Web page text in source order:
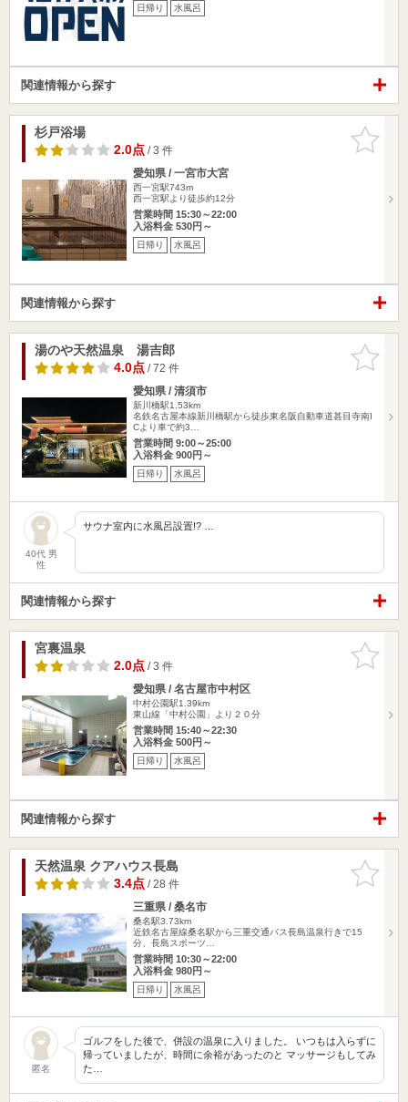
日帰り 水風呂
関連情報から探す
お気に入
りに追加
杉戸浴場
2.0点/ 3 件
愛知県 / 一宮市大宮
西一宮駅743m
西一宮駅より徒歩約12分
営業時間 15:30～22:00
入浴料金 530円～
日帰り 水風呂
関連情報から探す
お気に入
りに追加
湯のや天然温泉 湯吉郎
4.0点/ 72 件
愛知県 / 清須市
新川橋駅1.53km
名鉄名古屋本線新川橋駅から徒歩東名阪自動車道甚目寺南I
Cより車で約3…
営業時間 9:00～25:00
入浴料金 900円～
日帰り 水風呂
40代 男
性
サウナ室内に水風呂設置!? …
関連情報から探す
お気に入
りに追加
宮裏温泉
2.0点/ 3 件
愛知県 / 名古屋市中村区
中村公園駅1.39km
東山線「中村公園」より２０分
営業時間 15:40～22:30
入浴料金 500円～
日帰り 水風呂
関連情報から探す
お気に入
りに追加
天然温泉 クアハウス長島
3.4点/ 28 件
三重県 / 桑名市
桑名駅3.73km
近鉄名古屋線桑名駅から三重交通バス長島温泉行きで15
分、長島スポーツ…
営業時間 10:30～22:00
入浴料金 980円～
日帰り 水風呂
匿名
ゴルフをした後で、併設の温泉に入りました。 いつもは入らずに
帰っていましたが、時間に余裕があったのと マッサージもしてみ
た…